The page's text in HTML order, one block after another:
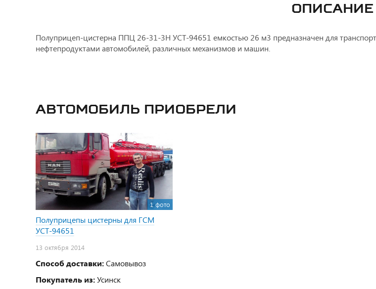
ОПИСАНИЕ
Полуприцеп-цистерна ППЦ 26-31-3Н УСТ-94651 емкостью 26 м3 предназначен для
нефтепродуктами автомобилей, различных механизмов и машин.
Автомобиль приобрели
1 фото
Полуприцепы цистерны для ГСМ
УСТ-94651
13 октября 2014
Способ доставки:Самовывоз
Покупатель из:Усинск